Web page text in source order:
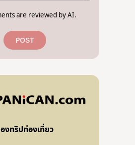
are reviewed by AI.
POST
งทริปท่องเที่ยว